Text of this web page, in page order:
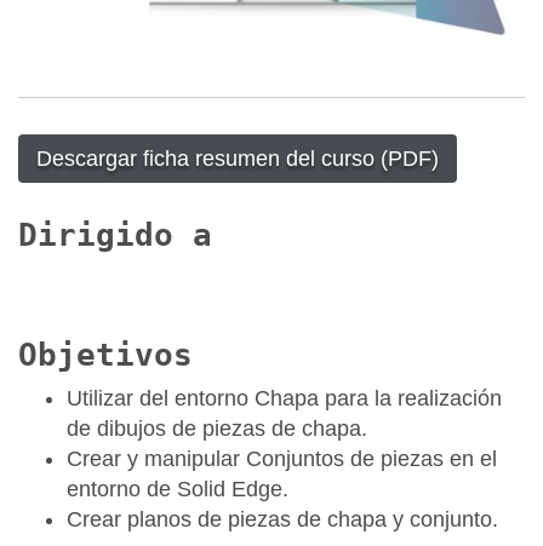
Descargar ficha resumen del curso (PDF)
Dirigido a
Objetivos
Utilizar del entorno Chapa para la realización
de dibujos de piezas de chapa.
Crear y manipular Conjuntos de piezas en el
entorno de Solid Edge.
Crear planos de piezas de chapa y conjunto.